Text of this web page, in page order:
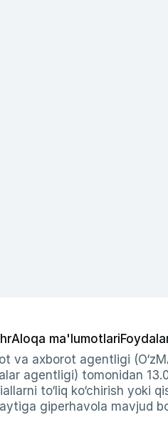
Aloqa ma'lumotlari
va axborot agentligi
agentligi) tomonidan
to‘liq ko‘chirish
giperhavola mavjud